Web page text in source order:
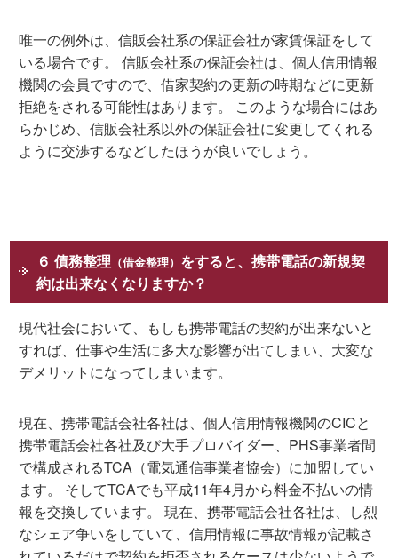
唯一の例外は、信販会社系の保証会社が家賃保証をして
いる場合です。 信販会社系の保証会社は、個人信用情報
機関の会員ですので、借家契約の更新の時期などに更新
拒絶をされる可能性はあります。 このような場合にはあ
らかじめ、信販会社系以外の保証会社に変更してくれる
ように交渉するなどしたほうが良いでしょう。
６ 債務整理 （借金整理） をすると、携帯電話の新規契
約は出来なくなりますか？
現代社会において、もしも携帯電話の契約が出来ないと
すれば、仕事や生活に多大な影響が出てしまい、大変な
デメリットになってしまいます。
現在、携帯電話会社各社は、個人信用情報機関のCICと
携帯電話会社各社及び大手プロバイダー、PHS事業者間
で構成されるTCA（電気通信事業者協会）に加盟してい
ます。 そしてTCAでも平成11年4月から料金不払いの情
報を交換しています。 現在、携帯電話会社各社は、し烈
なシェア争いをしていて、信用情報に事故情報が記載さ